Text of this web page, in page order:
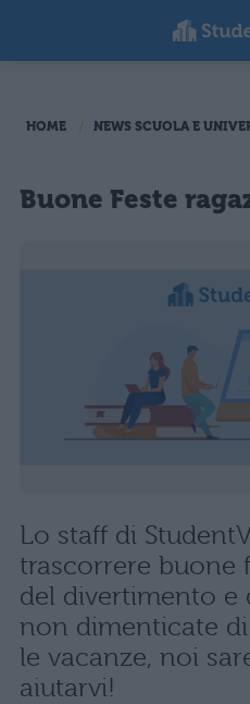
HOME NEWS SCUOLA E
Buone Feste
Lo staff di
trascorrere buone
del divertimento e
non dimenticate
le vacanze, noi
aiutarvi!